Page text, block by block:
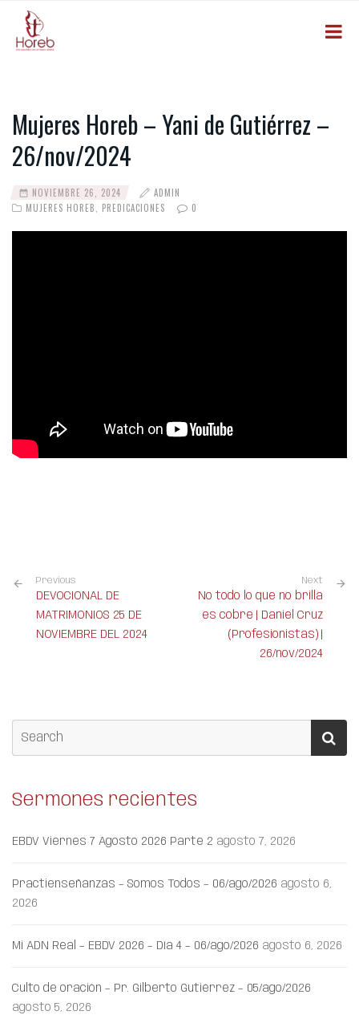
Mujeres Horeb – Yani de Gutiérrez –
26/nov/2024
NOVIEMBRE 26, 2024
ADMIN
MUJERES HOREB
PREDICACIONES 0
Previous
DEVOCIONAL DE
MATRIMONIOS 25 DE
NOVIEMBRE DEL 2024
Next
No todo lo que no brilla
es cobre | Daniel Cruz
(Profesionistas) |
26/nov/2024
Sermones recientes
EBDV Viernes 7 Agosto 2026 Parte 2 agosto 7, 2026
Practienseñanzas – Somos Todos – 06/ago/2026 agosto 6,
2026
Mi ADN Real – EBDV 2026 – Día 4 – 06/ago/2026 agosto 6, 2026
Culto de oración – Pr. Gilberto Gutiérrez – 05/ago/2026
agosto 5, 2026